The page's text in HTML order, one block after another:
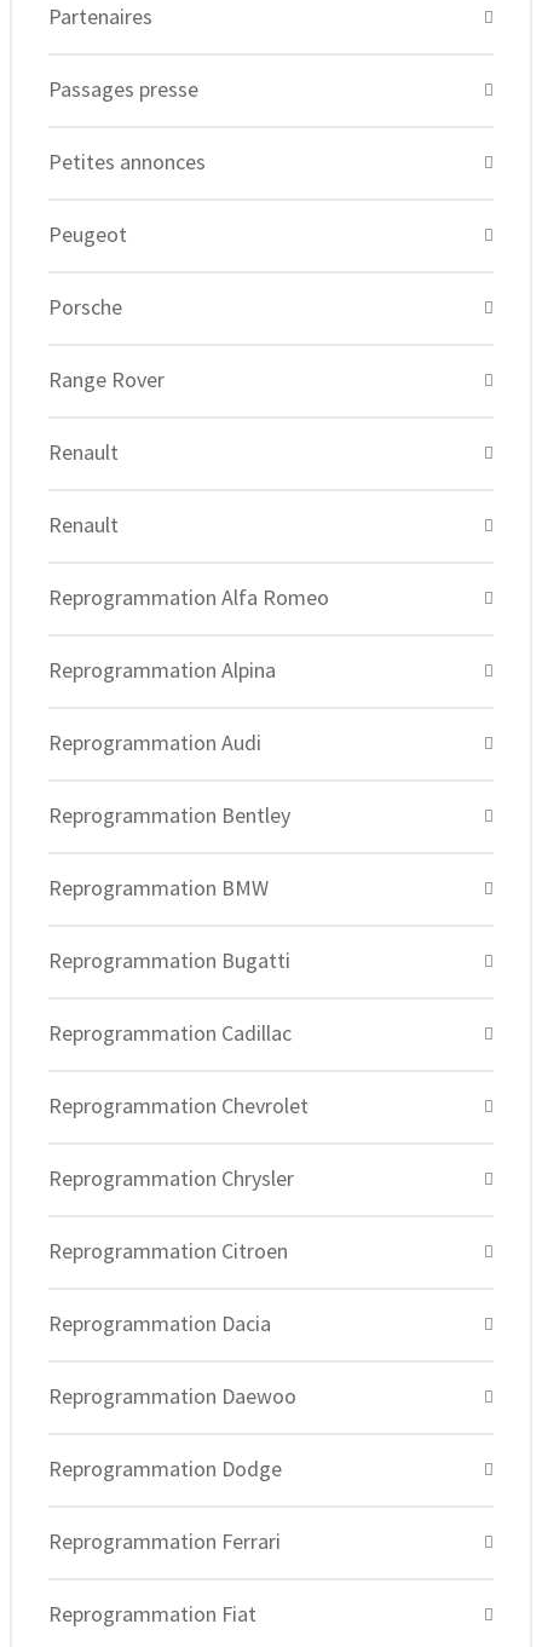
Partenaires
Passages presse
Petites annonces
Peugeot
Porsche
Range Rover
Renault
Renault
Reprogrammation Alfa Romeo
Reprogrammation Alpina
Reprogrammation Audi
Reprogrammation Bentley
Reprogrammation BMW
Reprogrammation Bugatti
Reprogrammation Cadillac
Reprogrammation Chevrolet
Reprogrammation Chrysler
Reprogrammation Citroen
Reprogrammation Dacia
Reprogrammation Daewoo
Reprogrammation Dodge
Reprogrammation Ferrari
Reprogrammation Fiat